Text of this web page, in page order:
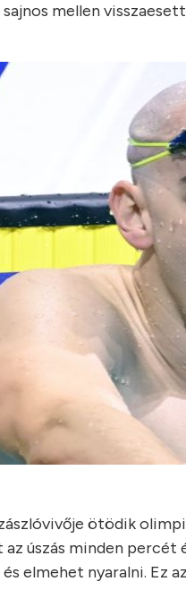
mellen
ötödik
úszás minden
és elmehet nyaralni.